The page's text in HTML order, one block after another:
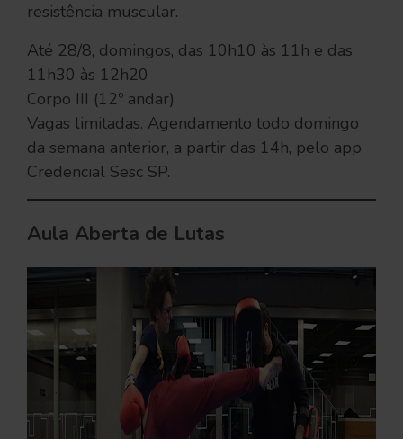
resistência muscular.
Até 28/8, domingos, das 10h10 às 11h e das
11h30 às 12h20
Corpo III (12º andar)
Vagas limitadas. Agendamento todo domingo
da semana anterior, a partir das 14h, pelo app
Credencial Sesc SP.
Aula Aberta de Lutas